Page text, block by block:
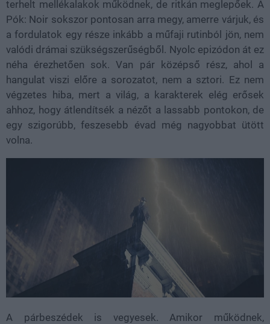
terhelt mellékalakok működnek, de ritkán meglepőek. A
Pók: Noir sokszor pontosan arra megy, amerre várjuk, és
a fordulatok egy része inkább a műfaji rutinból jön, nem
valódi drámai szükségszerűségből. Nyolc epizódon át ez
néha érezhetően sok. Van pár középső rész, ahol a
hangulat viszi előre a sorozatot, nem a sztori. Ez nem
végzetes hiba, mert a világ, a karakterek elég erősek
ahhoz, hogy átlendítsék a nézőt a lassabb pontokon, de
egy szigorúbb, feszesebb évad még nagyobbat ütött
volna.
A párbeszédek is vegyesek. Amikor működnek,